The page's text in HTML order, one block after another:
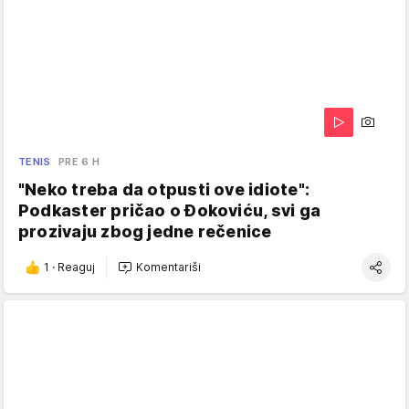
TENIS PRE 6 H
"Neko treba da otpusti ove idiote":
Podkaster pričao o Đokoviću, svi ga
prozivaju zbog jedne rečenice
1 · Reaguj Komentariši